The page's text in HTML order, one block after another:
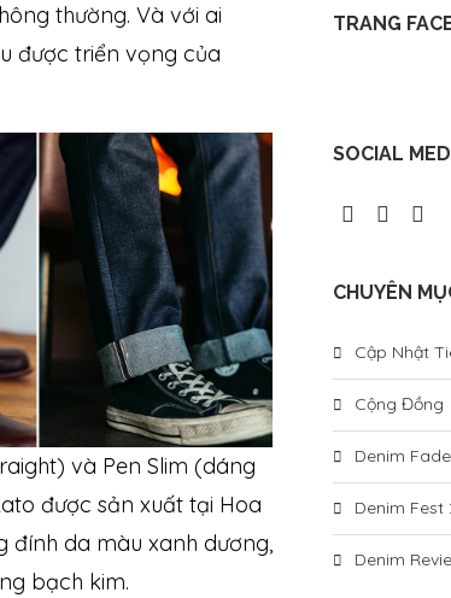
thường. Và với ai
được triển vọng của
và Pen Slim (dáng
được sản xuất tại Hoa
đính da màu xanh dương,
bạch kim.
TRANG
SOCIAL
CHUYÊN
Cập Nhật
Cộng Đồng
Denim Fade
Denim Fest
Denim